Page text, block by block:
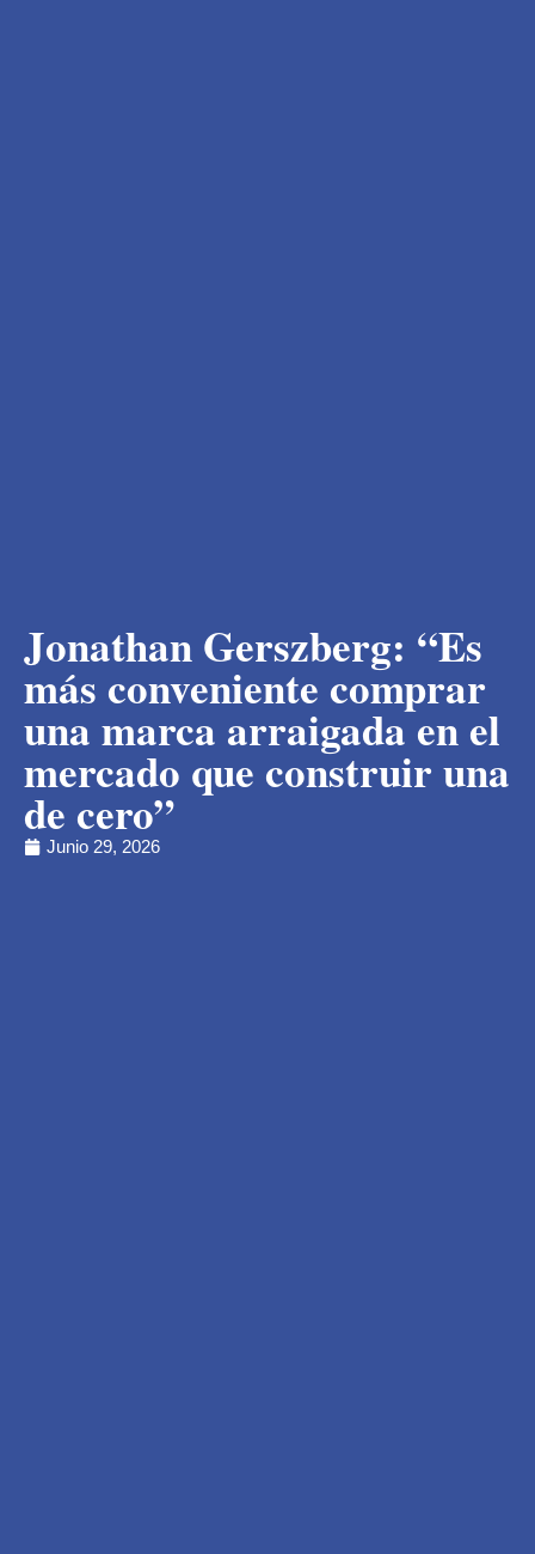
Jonathan Gerszberg: “Es
más conveniente comprar
una marca arraigada en el
mercado que construir una
de cero”
Junio 29, 2026